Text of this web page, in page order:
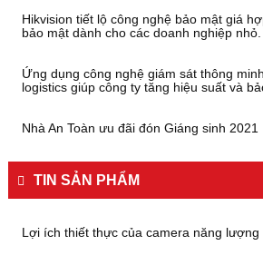
Hikvision tiết lộ công nghệ bảo mật giá
bảo mật dành cho các doanh nghiệp nhỏ.
Ứng dụng công nghệ giám sát thông
logistics giúp công ty tăng hiệu suất và
Nhà An Toàn ưu đãi đón Giáng sinh 2021
TIN SẢN PHẨM
Lợi ích thiết thực của camera năng lượng